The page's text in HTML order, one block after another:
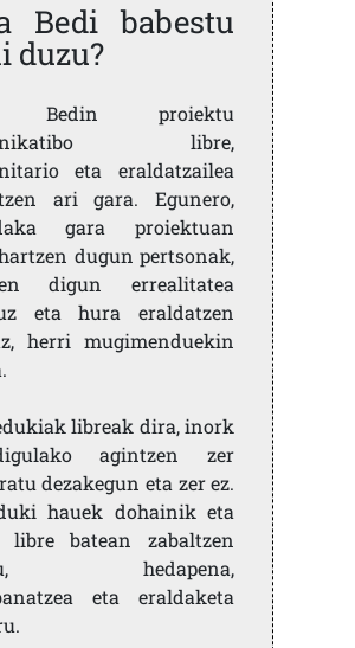
Bedi babestu
duzu?
Bedin proiektu
libre,
eta eraldatzailea
ari gara. Egunero,
gara proiektuan
dugun pertsonak,
digun errealitatea
eta hura eraldatzen
herri mugimenduekin
libreak dira, inork
agintzen zer
dezakegun eta zer ez.
hauek dohainik eta
libre batean zabaltzen
hedapena,
eta eraldaketa